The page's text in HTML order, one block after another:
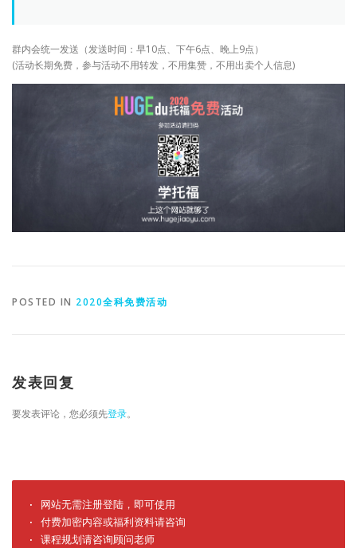
群内会统一发送（发送时间：早10点、下午6点、晚上9点）
(活动长期免费，参与活动不用转发，不用集赞，不用出卖个人信息)
POSTED IN 2020全科免费活动
发表回复
要发表评论，您必须先登录。
· 网站无需注册登陆，即可使用
· 付费加密内容或福利资料请咨询
· 课程规划请咨询顾问老师